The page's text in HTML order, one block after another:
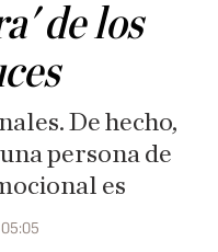
de los
De hecho,
persona de
es